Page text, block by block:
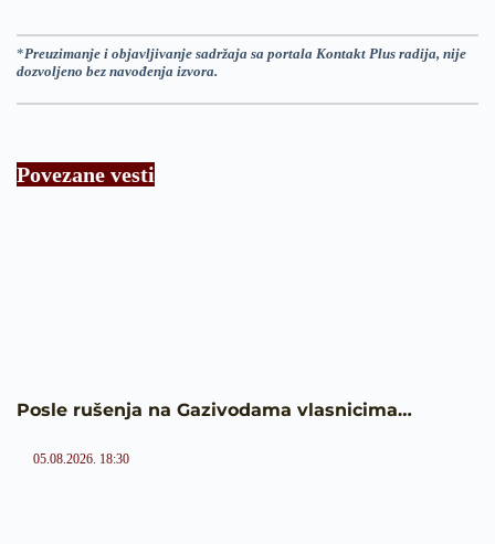
*Preuzimanje i objavljivanje sadržaja sa portala Kontakt Plus radija, nije
dozvoljeno bez navođenja izvora.
Povezane vesti
Posle rušenja na Gazivodama vlasnicima…
05.08.2026. 18:30